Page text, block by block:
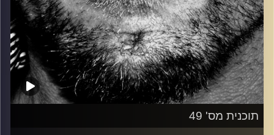
תוכנית מס' 49